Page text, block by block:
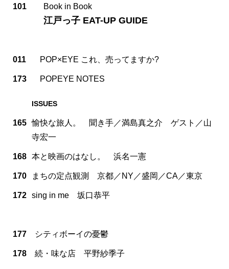
101 Book in Book
江戸っ子 EAT-UP GUIDE
011 POP×EYE これ、売ってますか?
173 POPEYE NOTES
ISSUES
165 愉快な旅人。 聞き手／満島真之介 ゲスト／山
寺宏一
168 本と映画のはなし。 浜名一憲
170 まちの定点観測 京都／NY／盛岡／CA／東京
172 sing in me 坂口恭平
177 シティボーイの憂鬱
178 続・味な店 平野紗季子